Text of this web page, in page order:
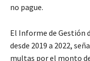
no pague.
El Informe de Gestión
desde 2019 a 2022,
multas por el monto de